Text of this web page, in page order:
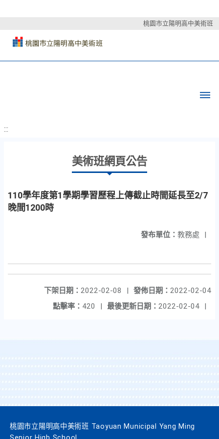
桃園市立陽明高中美術班
:::
美術班網頁公告
110學年度第1學期學習歷程上傳截止時間延長至2/7
晚間1200時
發布單位： 教務處 |
發佈日期： 2022-02-04
下架日期： 2022-02-08
|
最後更新日期： 2022-02-04 |
點擊率： 420 |
桃園市立陽明高中美術班 Taoyuan Municipal Yang Ming